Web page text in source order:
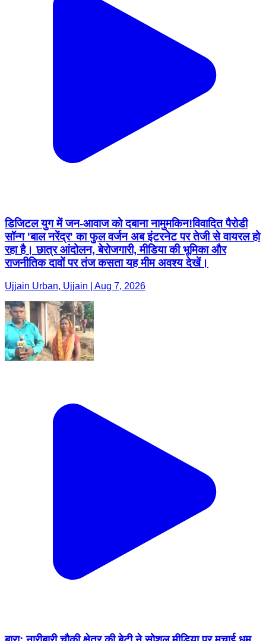
​डिजिटल युग में जन-आवाज को दबाना नामुमकिन! ​विवादित पैरोडी
सॉन्ग 'बाल नरेंद्र' का फुल वर्जन अब इंटरनेट पर तेजी से वायरल हो
रहा है। छात्र आंदोलन, बेरोजगारी, मीडिया की भूमिका और
राजनीतिक दावों पर तंज कसता यह मीम अवश्य देखें।
Ujjain Urban, Ujjain | Aug 7, 2026